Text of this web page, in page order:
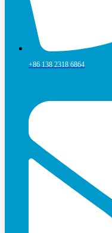
+86 138 2318 6864